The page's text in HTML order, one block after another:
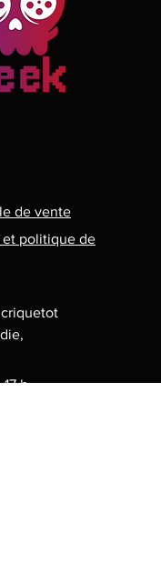
de vente
et politique de
criquetot
h